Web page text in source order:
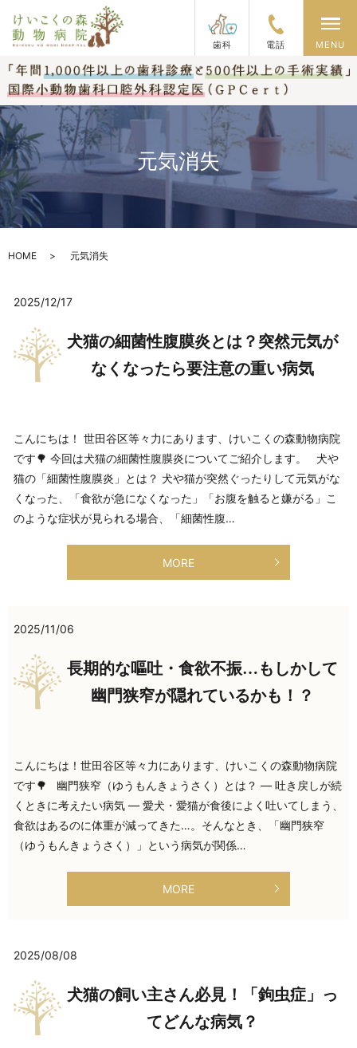
歯科 電話
メ
MENU
元気消失
HOME 元気消失
2025/12/17
犬猫の細菌性腹膜炎とは？突然元気が
なくなったら要注意の重い病気
こんにちは！ 世田谷区等々力にあります、けいこくの森動物病院
です🌳 今回は犬猫の細菌性腹膜炎についてご紹介します。 犬や
猫の「細菌性腹膜炎」とは？ 犬や猫が突然ぐったりして元気がな
くなった、「食欲が急になくなった」「お腹を触ると嫌がる」こ
のような症状が見られる場合、「細菌性腹…
MORE
2025/11/06
長期的な嘔吐・食欲不振…もしかして
幽門狭窄が隠れているかも！？
こんにちは！世田谷区等々力にあります、けいこくの森動物病院
です🌳 幽門狭窄（ゆうもんきょうさく）とは？ ― 吐き戻しが続
くときに考えたい病気 ― 愛犬・愛猫が食後によく吐いてしまう、
食欲はあるのに体重が減ってきた…。そんなとき、「幽門狭窄
（ゆうもんきょうさく）」という病気が関係…
MORE
2025/08/08
犬猫の飼い主さん必見！「鉤虫症」っ
てどんな病気？